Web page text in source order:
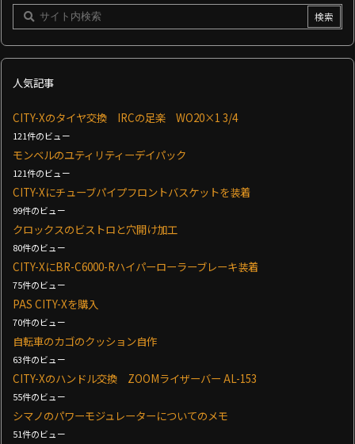
人気記事
CITY-Xのタイヤ交換 IRCの足楽 WO20×1 3/4
121件のビュー
モンベルのユティリティーデイパック
121件のビュー
CITY-Xにチューブパイプフロントバスケットを装着
99件のビュー
クロックスのビストロと穴開け加工
80件のビュー
CITY-XにBR-C6000-Rハイパーローラーブレーキ装着
75件のビュー
PAS CITY-Xを購入
70件のビュー
自転車のカゴのクッション自作
63件のビュー
CITY-Xのハンドル交換 ZOOMライザーバー AL-153
55件のビュー
シマノのパワーモジュレーターについてのメモ
51件のビュー